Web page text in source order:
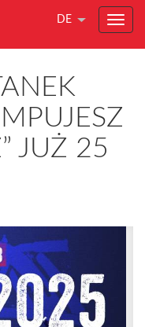
DE
JUŻ 25